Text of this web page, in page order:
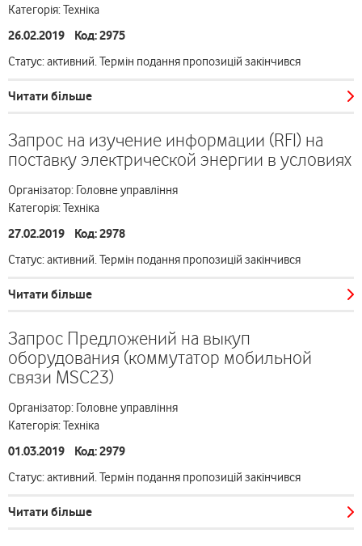
Категорія: Техніка
26.02.2019 Код: 2975
Статус: активний. Термін подання пропозицій закінчився
Читати більше
Запрос на изучение информации (RFI) на
поставку электрической энергии в условиях
Організатор: Головне управління
Категорія: Техніка
27.02.2019 Код: 2978
Статус: активний. Термін подання пропозицій закінчився
Читати більше
Запрос Предложений на выкуп
оборудования (коммутатор мобильной
связи MSC23)
Організатор: Головне управління
Категорія: Техніка
01.03.2019 Код: 2979
Статус: активний. Термін подання пропозицій закінчився
Читати більше